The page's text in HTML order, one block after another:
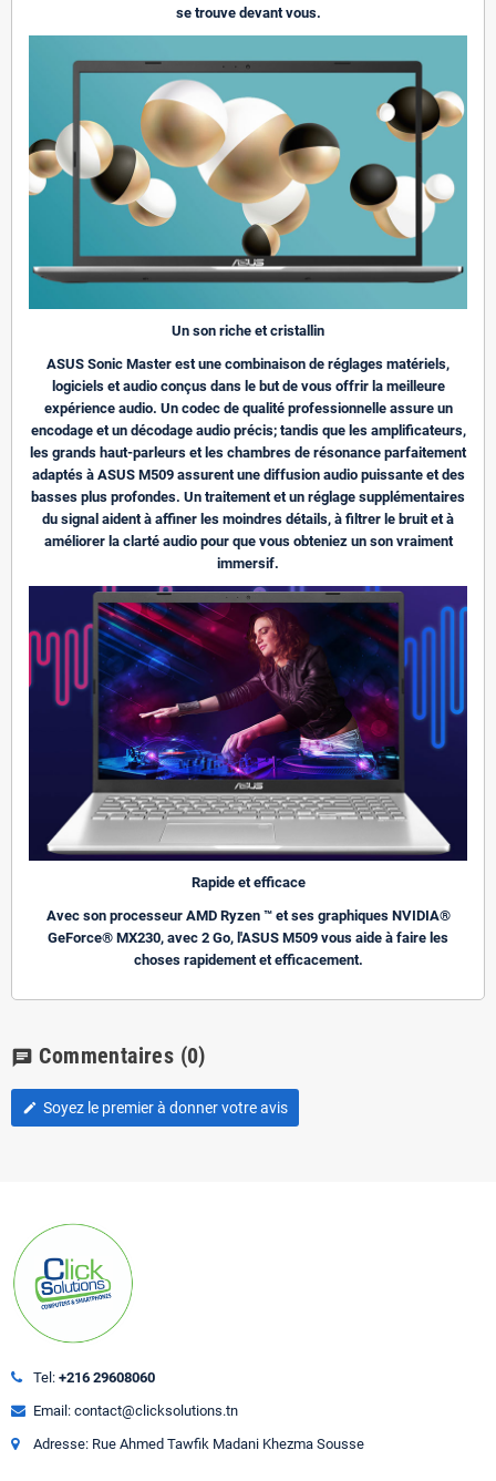
se trouve devant vous.
Un son riche et cristallin
ASUS Sonic Master est une combinaison de réglages matériels,
logiciels et audio conçus dans le but de vous offrir la meilleure
expérience audio. Un codec de qualité professionnelle assure un
encodage et un décodage audio précis; tandis que les amplificateurs,
les grands haut-parleurs et les chambres de résonance parfaitement
adaptés à ASUS M509 assurent une diffusion audio puissante et des
basses plus profondes. Un traitement et un réglage supplémentaires
du signal aident à affiner les moindres détails, à filtrer le bruit et à
améliorer la clarté audio pour que vous obteniez un son vraiment
immersif.
Rapide et efficace
Avec son processeur AMD Ryzen ™ et ses graphiques NVIDIA®
GeForce® MX230, avec 2 Go, l'ASUS M509 vous aide à faire les
choses rapidement et efficacement.
chat Commentaires (0)
edit Soyez le premier à donner votre avis
Tel: +216 29608060
Email: contact@clicksolutions.tn
Adresse: Rue Ahmed Tawfik Madani Khezma Sousse